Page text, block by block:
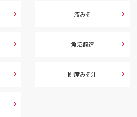
液みそ
魚沼醸造
即席みそ汁